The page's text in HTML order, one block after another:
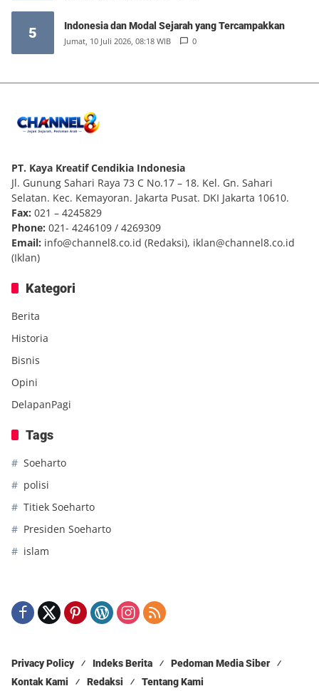
5 Indonesia dan Modal Sejarah yang Tercampakkan
Jumat, 10 Juli 2026, 08:18 WIB 0
PT. Kaya Kreatif Cendikia Indonesia
Jl. Gunung Sahari Raya 73 C No.17 – 18. Kel. Gn. Sahari
Selatan. Kec. Kemayoran. Jakarta Pusat. DKI Jakarta 10610.
Fax: 021 – 4245829
Phone: 021- 4246109 / 4269309
Email: info@channel8.co.id (Redaksi), iklan@channel8.co.id
(Iklan)
Kategori
Berita
Historia
Bisnis
Opini
DelapanPagi
Tags
Soeharto
polisi
Titiek Soeharto
Presiden Soeharto
islam
Privacy Policy Indeks Berita
Pedoman Media Siber
Kontak Kami
Redaksi Tentang Kami